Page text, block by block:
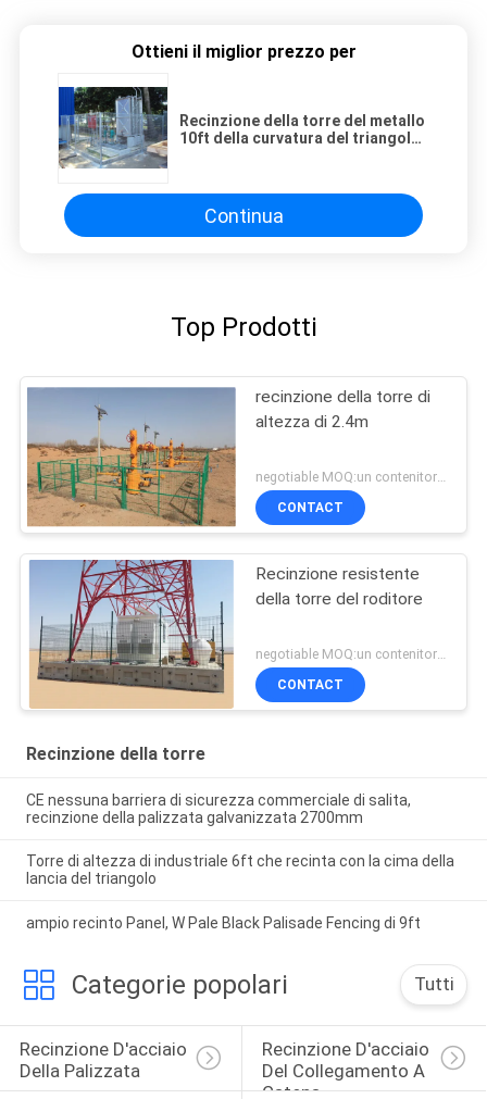
Ottieni il miglior prezzo per
Recinzione della torre del metallo
10ft della curvatura del triangolo
Continua
Top Prodotti
recinzione della torre di
altezza di 2.4m
negotiable MOQ:un contenitore di 20FT
CONTACT
Recinzione resistente
della torre del roditore
CONTACT
Recinzione della torre
CE nessuna barriera di sicurezza commerciale di salita,
recinzione della palizzata galvanizzata 2700mm
Torre di altezza di industriale 6ft che recinta con la cima della
lancia del triangolo
ampio recinto Panel, W Pale Black Palisade Fencing di 9ft
Categorie popolari Tutti
Recinzione D'acciaio
Della Palizzata
Recinzione D'acciaio
Del Collegamento A
Catena